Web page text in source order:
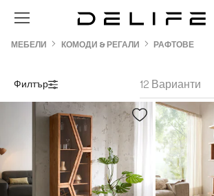
Преминете към основното съдържание
МЕБЕЛИ КОМОДИ & РЕГАЛИ РАФТОВЕ
Филтър 12 Варианти